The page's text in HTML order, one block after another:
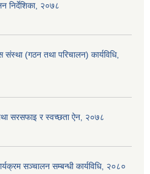
निर्देशिका, २०७८
संस्था (गठन तथा परिचालन) कार्यविधि,
सरसफाइ र स्वच्छता ऐन, २०७८
सञ्चालन सम्बन्धी कार्यविधि, २०८०